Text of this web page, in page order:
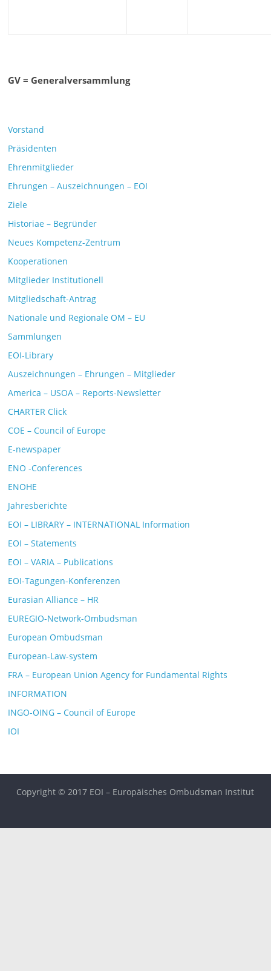
GV = Generalversammlung
Vorstand
Präsidenten
Ehrenmitglieder
Ehrungen – Auszeichnungen – EOI
Ziele
Historiae – Begründer
Neues Kompetenz-Zentrum
Kooperationen
Mitglieder Institutionell
Mitgliedschaft-Antrag
Nationale und Regionale OM – EU
Sammlungen
EOI-Library
Auszeichnungen – Ehrungen – Mitglieder
America – USOA – Reports-Newsletter
CHARTER Click
COE – Council of Europe
E-newspaper
ENO -Conferences
ENOHE
Jahresberichte
EOI – LIBRARY – INTERNATIONAL Information
EOI – Statements
EOI – VARIA – Publications
EOI-Tagungen-Konferenzen
Eurasian Alliance – HR
EUREGIO-Network-Ombudsman
European Ombudsman
European-Law-system
FRA – European Union Agency for Fundamental Rights
INFORMATION
INGO-OING – Council of Europe
IOI
Copyright © 2017 EOI – Europäisches Ombudsman Institut